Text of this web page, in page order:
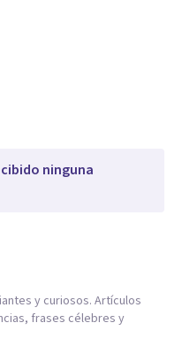
ninguna
y curiosos. Artículos
frases célebres y